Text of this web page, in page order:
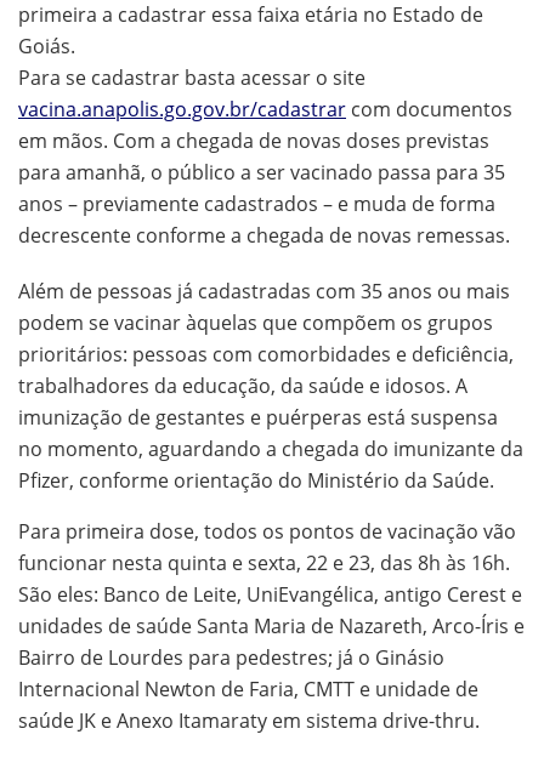
primeira a cadastrar essa faixa etária no Estado de
Goiás.
Para se cadastrar basta acessar o site
vacina.anapolis.go.gov.br/cadastrar com documentos
em mãos. Com a chegada de novas doses previstas
para amanhã, o público a ser vacinado passa para 35
anos – previamente cadastrados – e muda de forma
decrescente conforme a chegada de novas remessas.
Além de pessoas já cadastradas com 35 anos ou mais
podem se vacinar àquelas que compõem os grupos
prioritários: pessoas com comorbidades e deficiência,
trabalhadores da educação, da saúde e idosos. A
imunização de gestantes e puérperas está suspensa
no momento, aguardando a chegada do imunizante da
Pfizer, conforme orientação do Ministério da Saúde.
Para primeira dose, todos os pontos de vacinação vão
funcionar nesta quinta e sexta, 22 e 23, das 8h às 16h.
São eles: Banco de Leite, UniEvangélica, antigo Cerest e
unidades de saúde Santa Maria de Nazareth, Arco-Íris e
Bairro de Lourdes para pedestres; já o Ginásio
Internacional Newton de Faria, CMTT e unidade de
saúde JK e Anexo Itamaraty em sistema drive-thru.